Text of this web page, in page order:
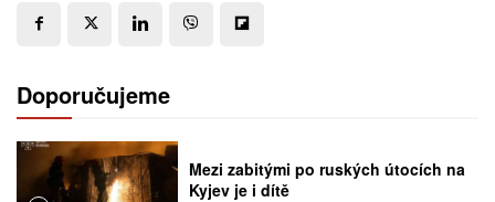
Doporučujeme
Mezi zabitými po ruských útocích na
Kyjev je i dítě